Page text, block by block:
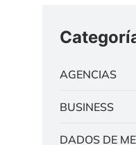
AGENCIAS
BUSINESS
DADOS DE